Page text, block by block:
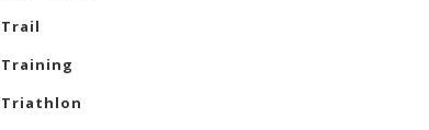
Trail
Training
Triathlon